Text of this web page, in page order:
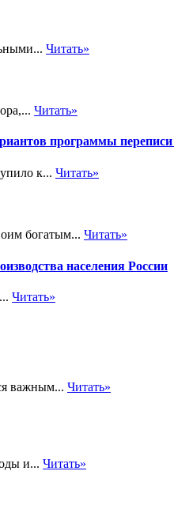
Читать»
Читать»
программы
к... Читать»
богатым... Читать»
населения России
Читать»
важным... Читать»
и... Читать»